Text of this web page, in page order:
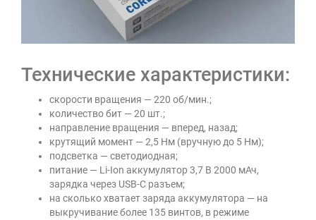
Технические характеристики:
скорости вращения — 220 об/мин.;
количество бит — 20 шт.;
направление вращения — вперед, назад;
крутящий момент — 2,5 Нм (вручную до 5 Нм);
подсветка — светодиодная;
питание — Li-Ion аккумулятор 3,7 В 2000 мАч,
зарядка через USB-C разъем;
на сколько хватает заряда аккумулятора — на
выкручивание более 135 винтов, в режиме